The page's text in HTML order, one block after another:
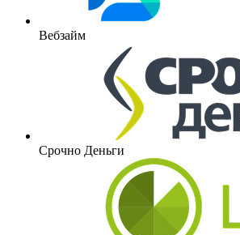
Вебзайм
Срочно Деньги